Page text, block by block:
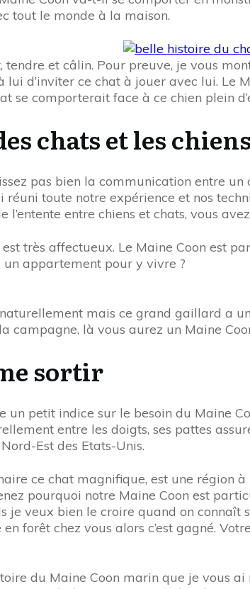
tout le monde à la maison.
et câlin. Pour preuve, je vous
lui d’inviter ce chat à jouer avec lui.
se comporterait face à ce chien plein
chats et les chiens
pas bien la communication entre
réuni toute notre expérience et nos
l’entente entre chiens et chats, vous
très affectueux. Le Maine Coon est
un appartement pour y vivre ?
mais ce grand gaillard a
campagne, là vous aurez un Maine
sortir
un petit indice sur le besoin du Maine
entre les doigts, ses pattes
Est des Etats-Unis.
ce chat magnifique, est une
pourquoi notre Maine Coon est
je veux bien le croire quand on
forêt chez vous alors c’est gagné.
du Maine Coon marin que je vous